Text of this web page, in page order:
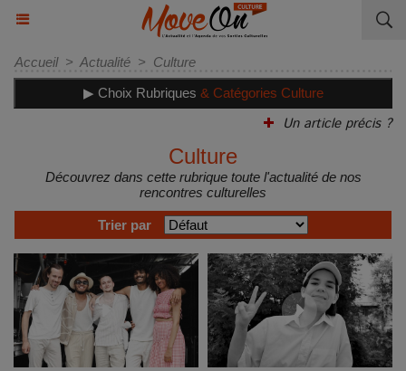
Accueil > Actualité > Culture
▶ Choix Rubriques & Catégories Culture
Un article précis ?
Culture
Découvrez dans cette rubrique toute l'actualité de nos
rencontres culturelles
Trier par